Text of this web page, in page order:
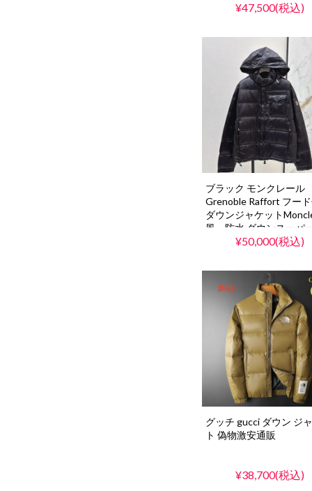
¥47,500(税込)
ブラック モンクレール
Grenoble Raffort フー
ダウンジャケット
風・防水 ダウンスーパ
¥50,000(税込)
グッチ gucci ダウン ジ
ト 偽物激安通販
¥38,700(税込)